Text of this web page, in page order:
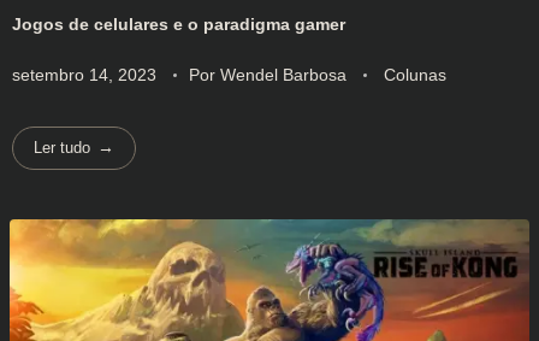
Jogos de celulares e o paradigma gamer
setembro 14, 2023 Por Wendel Barbosa Colunas
Ler tudo